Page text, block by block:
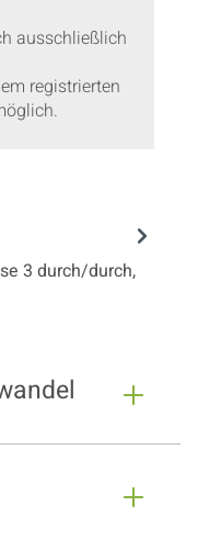
ausschließlich
registrierten
3 durch/durch,